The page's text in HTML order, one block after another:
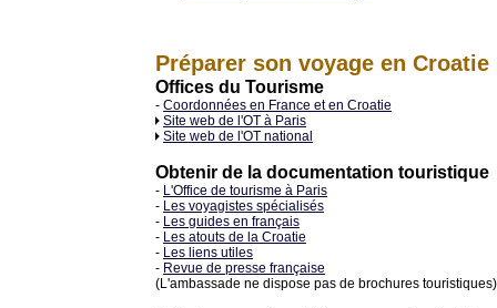
Préparer son voyage en Croatie
Offices du Tourisme
- Coordonnées en France et en Croatie
Site web de l'OT à Paris
Site web de l'OT national
Obtenir de la documentation touristique
- L'Office de tourisme à Paris
- Les voyagistes spécialisés
- Les guides en français
- Les atouts de la Croatie
- Les liens utiles
- Revue de presse française
(L'ambassade ne dispose pas de brochures touristiques)